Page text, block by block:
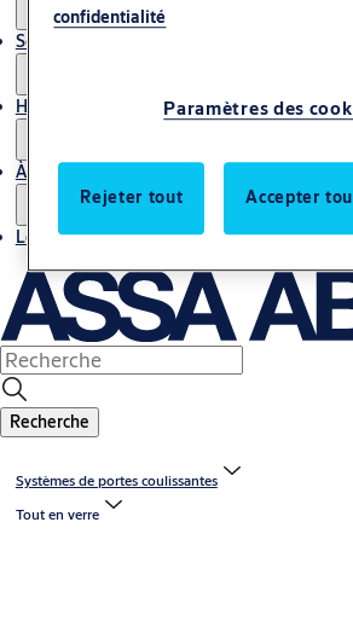
Service
Histoires
À propos de nous
Localiser un bureau
Recherche
Systèmes de portes coulissantes
Tout en verre
confidentialité
Paramètres des
Rejeter tout Accepter